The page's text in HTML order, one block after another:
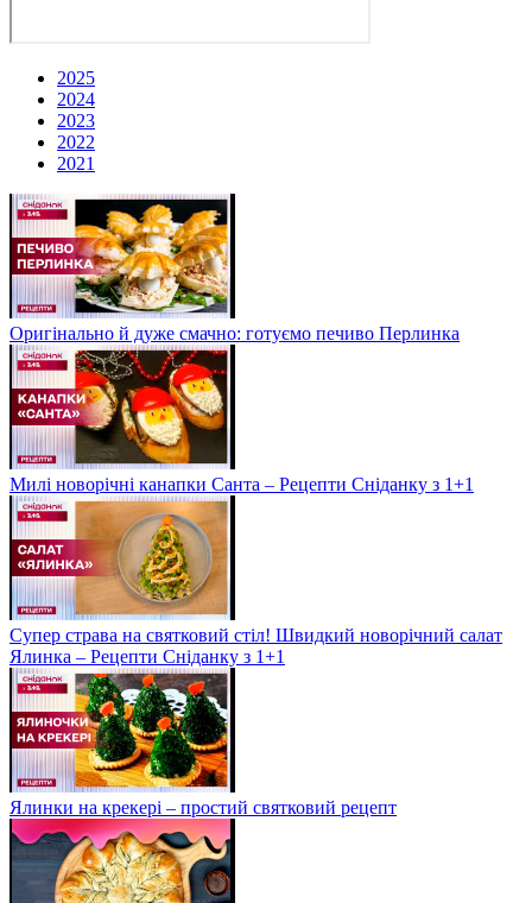
2025
2024
2023
2022
2021
Оригінально й дуже смачно: готуємо печиво Перлинка
Милі новорічні канапки Санта – Рецепти Сніданку з 1+1
Супер страва на святковий стіл! Швидкий новорічний салат
Ялинка – Рецепти Сніданку з 1+1
Ялинки на крекері – простий святковий рецепт